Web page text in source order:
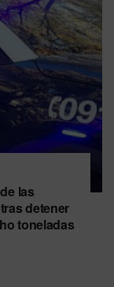
las
detener
toneladas